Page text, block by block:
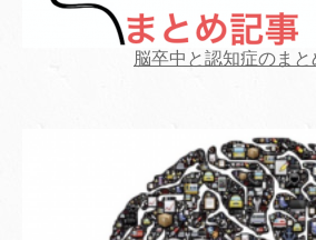
脳卒中と認知症のま